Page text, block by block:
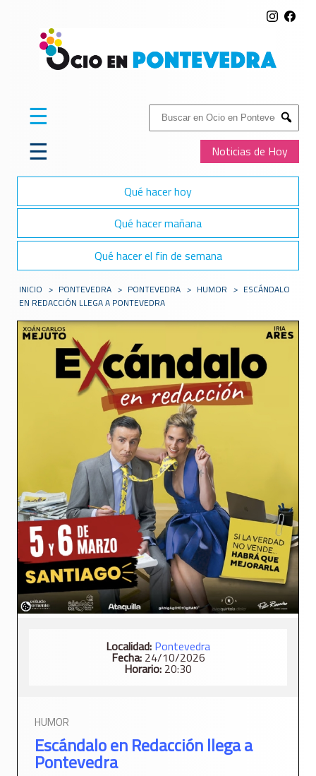
Buscar:
Submit
Noticias de Hoy
☰
☰
Qué hacer hoy
Qué hacer mañana
Qué hacer el fin de semana
INICIO > PONTEVEDRA > PONTEVEDRA > HUMOR > ESCÁNDALO
EN REDACCIÓN LLEGA A PONTEVEDRA
Localidad: Pontevedra
Fecha:24/10/2026
Horario: 20:30
HUMOR
Escándalo en Redacción llega a
Pontevedra